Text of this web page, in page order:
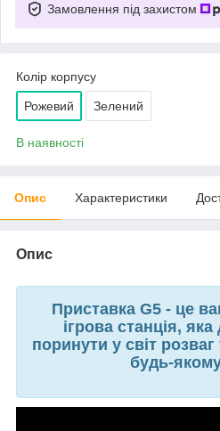
Замовлення під захистом
Колір корпусу
Рожевий Зелений
В наявності
Опис Характеристики
Опис
Приставка G5 - це
ігрова станція,
поринути у світ
будь-якому